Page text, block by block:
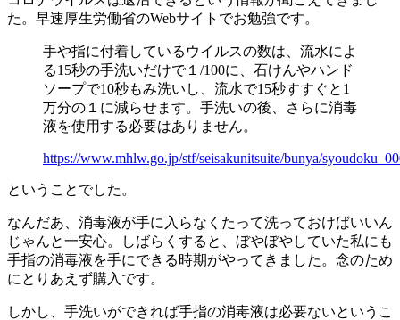
た。早速厚生労働省のWebサイトでお勉強です。
手や指に付着しているウイルスの数は、流水によ
る15秒の手洗いだけで１/100に、石けんやハンド
ソープで10秒もみ洗いし、流水で15秒すすぐと1
万分の１に減らせます。手洗いの後、さらに消毒
液を使用する必要はありません。
https://www.mhlw.go.jp/stf/seisakunitsuite/bunya/
ということでした。
なんだあ、消毒液が手に入らなくたって洗っておけばいいん
じゃんと一安心。しばらくすると、ぼやぼやしていた私にも
手指の消毒液を手にできる時期がやってきました。念のため
にとりあえず購入です。
しかし、手洗いができれば手指の消毒液は必要ないというこ